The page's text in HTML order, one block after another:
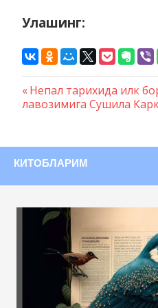
Улашинг:
Навигация
записям
Предыдущая
запись:
Непал тарихида илк
лавозимига Сушила
КИТОБЛАРИМ